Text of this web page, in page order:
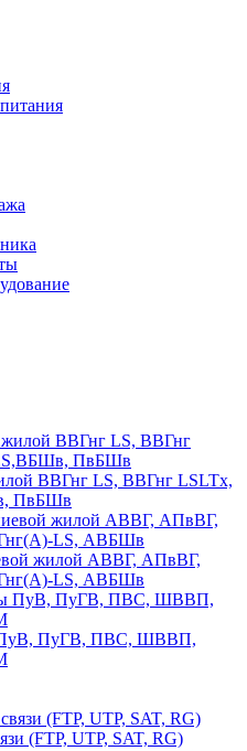
ВВГнг LS, ВВГнг LSLTx,
ПвБШв
жилой АВВГ, АПвВГ,
LS, АВБШв
ПуВ, ПуГВ, ПВС, ШВВП,
(FTP, UTP, SAT, RG)